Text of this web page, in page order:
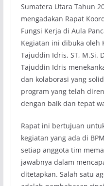
Sumatera Utara Tahun
mengadakan Rapat
Fungsi Kerja di Aula
Kegiatan ini dibuka oleh
Tajuddin Idris, ST, M.Si.
Tajuddin Idris
dan kolaborasi yang
program yang telah
dengan baik dan tepat
Rapat ini bertujuan
kegiatan yang ada di
setiap anggota tim
jawabnya dalam
ditetapkan. Salah satu